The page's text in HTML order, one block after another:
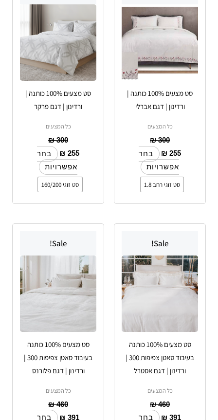
סט מצעים 100% כותנה |
ורדינון | דגם אברלי
כל המצעים
₪300
₪ 255
בחר
אפשרויות
יש
מספר
סוגים.
לבחור
את
בעמוד
המוצר
סט זוגי רחב 1.8
סט מצעים 100% כותנה |
ורדינון | דגם פרקר
כל המצעים
₪300
₪ 255
בחר
אפשרויות
יש
סוגים.
ניתן
לבחור
את
בעמוד
המוצר
סט זוגי 160/200
Sale!
סט מצעים 100% כותנה
בעיבוד סאטן צפיפות 300 |
ורדינון | דגם אסטרל
כל המצעים
₪460
₪ 391 בחר
יש
מספר
סוגים.
את
האפשרויות
בעמוד
המוצר
Sale!
סט מצעים 100% כותנה
בעיבוד סאטן צפיפות 300 |
ורדינון | דגם פלורנס
כל המצעים
₪460
₪ 391 בחר
יש
מספר
ניתן
האפשרויות
בעמוד
המוצר